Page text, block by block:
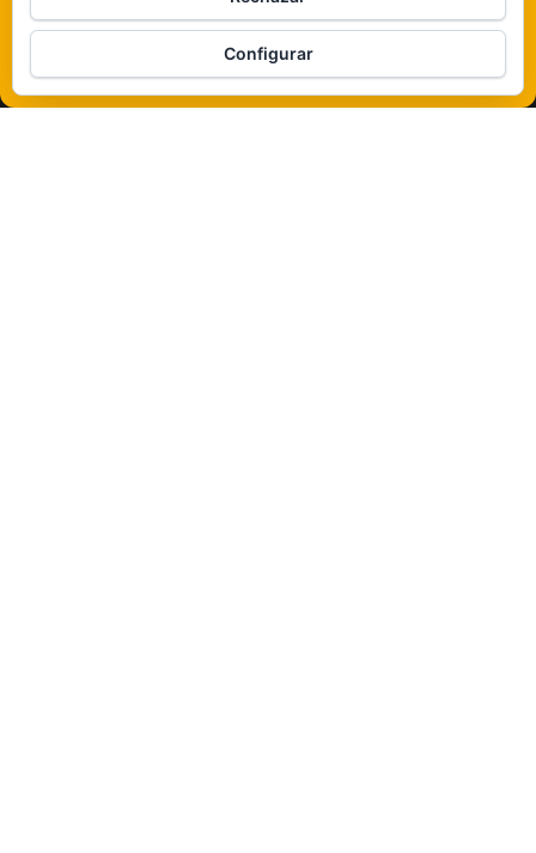
Veámos que hay aquí
Política de cookies
Funciona gracias aWordPress |Tema:Envo Magazine
Configurar